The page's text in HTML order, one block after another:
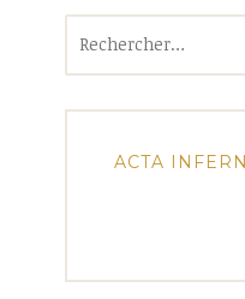
ACTA